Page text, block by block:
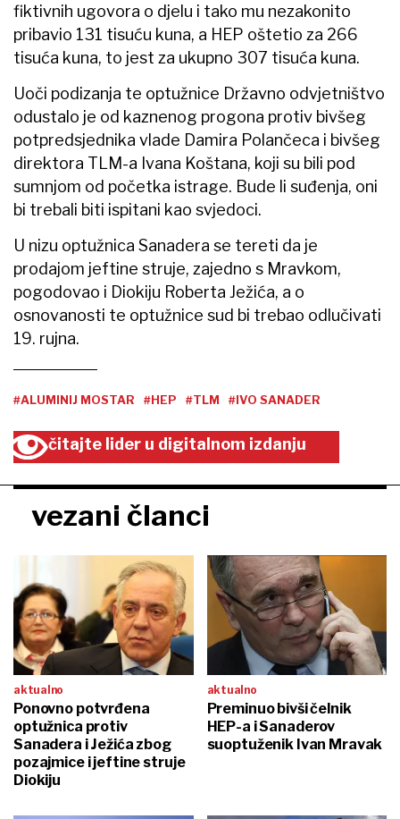
fiktivnih ugovora o djelu i tako mu nezakonito
pribavio 131 tisuću kuna, a HEP oštetio za 266
tisuća kuna, to jest za ukupno 307 tisuća kuna.
Uoči podizanja te optužnice Državno odvjetništvo
odustalo je od kaznenog progona protiv bivšeg
potpredsjednika vlade Damira Polančeca i bivšeg
direktora TLM-a Ivana Koštana, koji su bili pod
sumnjom od početka istrage. Bude li suđenja, oni
bi trebali biti ispitani kao svjedoci.
U nizu optužnica Sanadera se tereti da je
prodajom jeftine struje, zajedno s Mravkom,
pogodovao i Diokiju Roberta Ježića, a o
osnovanosti te optužnice sud bi trebao odlučivati
19. rujna.
#ALUMINIJ MOSTAR #HEP #TLM #IVO SANADER
čitajte lider u digitalnom izdanju
vezani članci
aktualno
Ponovno potvrđena
optužnica protiv
Sanadera i Ježića zbog
pozajmice i jeftine struje
Diokiju
aktualno
Preminuo bivši čelnik
HEP-a i Sanaderov
suoptuženik Ivan Mravak